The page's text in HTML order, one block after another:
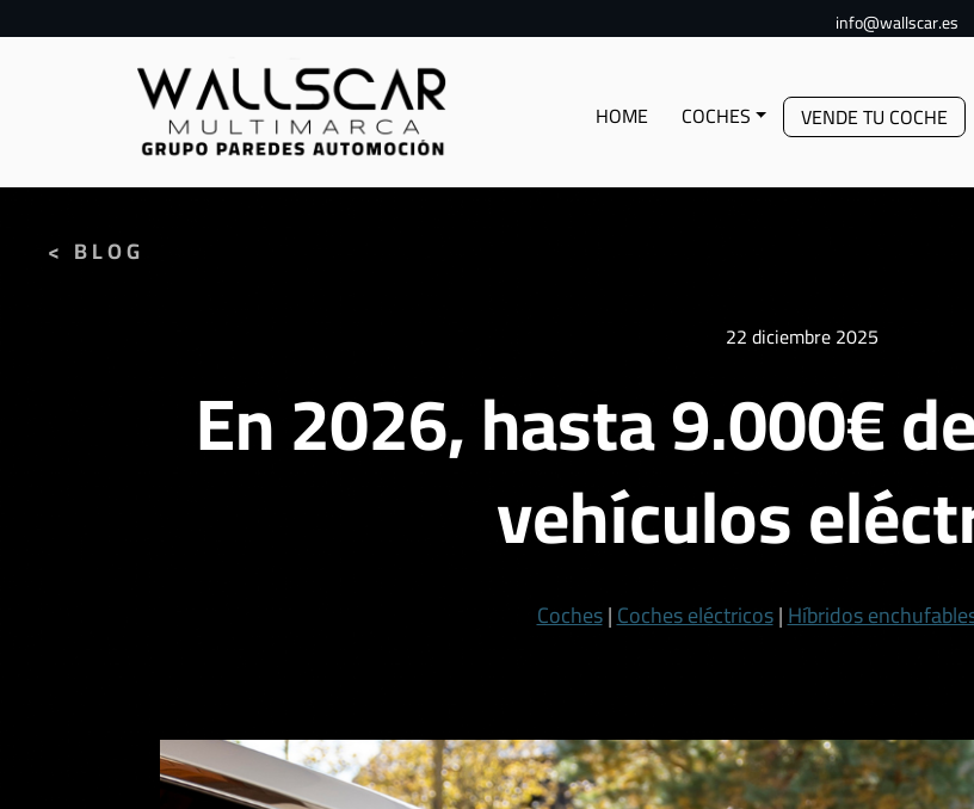
info@wallscar.es
HOME COCHES VENDE TU COCHE
22 diciembre 2025
En 2026, hasta 9.000€
vehículos
Coches|Coches eléctricos|Híbridos
< BLOG